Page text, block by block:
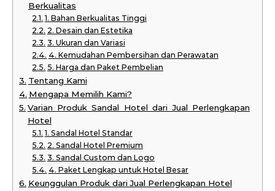
Berkualitas
1. Bahan Berkualitas Tinggi
2. Desain dan Estetika
3. Ukuran dan Variasi
4. Kemudahan Pembersihan dan Perawatan
5. Harga dan Paket Pembelian
Tentang Kami
Mengapa Memilih Kami?
Varian Produk Sandal Hotel dari Jual Perlengkapan
Hotel
1. Sandal Hotel Standar
2. Sandal Hotel Premium
3. Sandal Custom dan Logo
4. Paket Lengkap untuk Hotel Besar
Keunggulan Produk dari Jual Perlengkapan Hotel